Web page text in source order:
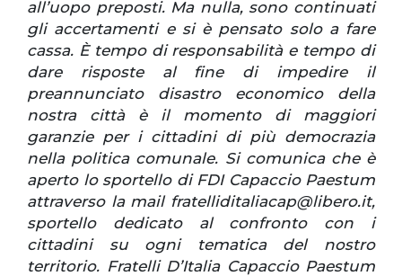
all’uopo preposti. Ma nulla, sono continuati
gli accertamenti e si è pensato solo a fare
cassa. È tempo di responsabilità e tempo di
dare risposte al fine di impedire il
preannunciato disastro economico della
nostra città è il momento di maggiori
garanzie per i cittadini di più democrazia
nella politica comunale. Si comunica che è
aperto lo sportello di FDI Capaccio Paestum
attraverso la mail fratelliditaliacap@libero.it,
sportello dedicato al confronto con i
cittadini su ogni tematica del nostro
territorio. Fratelli D’Italia Capaccio Paestum